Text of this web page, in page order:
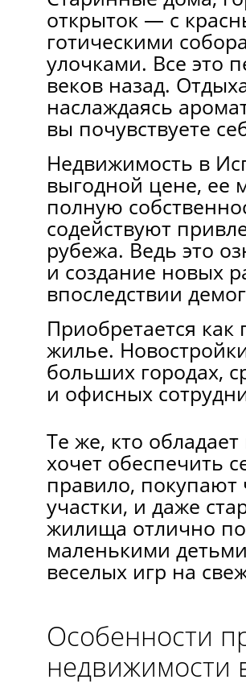
открыток — с
готическими
улочками. Все это
веков назад.
наслаждаясь
вы почувствуете
Недвижимость в
выгодной цене, ее
полную
содействуют
рубежа. Ведь это
и создание новых
впоследствии
Приобретается
жилье.
больших городах,
и офисных
Те же, кто
хочет обеспечить
правило,
участки, и даже
жилища отлично
маленькими
веселых игр на
Особенности
недвижимости